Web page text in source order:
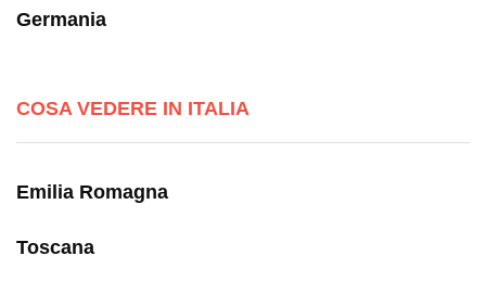
Germania
COSA VEDERE IN ITALIA
Emilia Romagna
Toscana